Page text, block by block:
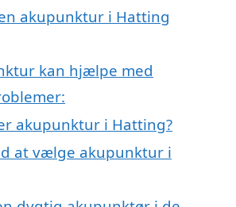
akupunktur i Hatting
kan hjælpe med
akupunktur i Hatting?
at vælge akupunktur i